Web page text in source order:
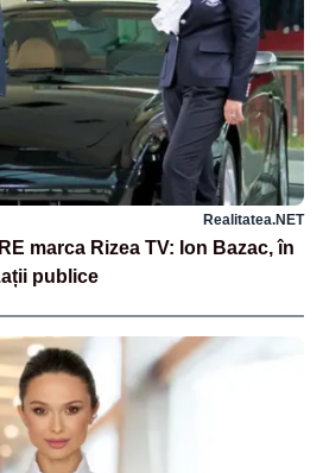
Realitatea.NET
marca Rizea TV: Ion Bazac, în
publice